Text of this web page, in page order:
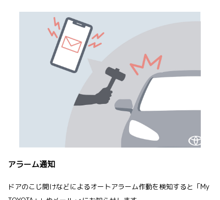
アラーム通知
ドアのこじ開けなどによるオートアラーム作動を検知すると「My